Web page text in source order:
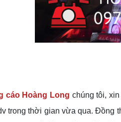
cáo Hoàng Long chúng tôi,
trong thời gian vừa qua. Đồng